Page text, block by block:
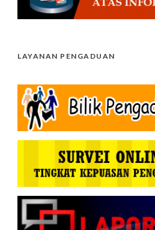
LAYANAN PENGADUAN